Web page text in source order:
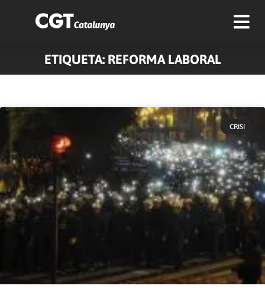
ETIQUETA: REFORMA LABORAL
CRISI